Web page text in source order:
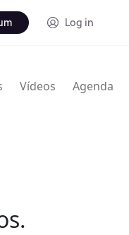
Log in
Vídeos Agenda